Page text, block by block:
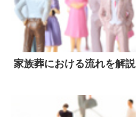
家族葬における流れを解説